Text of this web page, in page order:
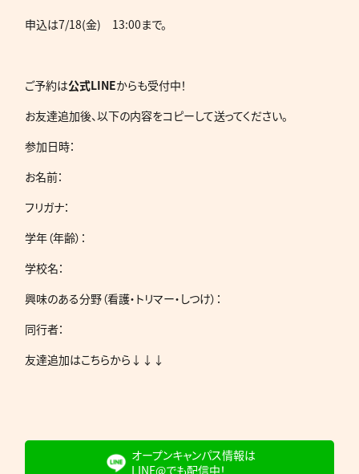
申込は7/18(金) 13:00まで。
ご予約は公式LINEからも受付中！
お友達追加後、以下の内容をコピーして送ってください。
参加日時：
お名前：
フリガナ：
学年（年齢）：
学校名：
興味のある分野（看護・トリマー・しつけ）：
同行者：
友達追加はこちらから↓↓↓
オープンキャンパス情報は
LINE@でも配信中！